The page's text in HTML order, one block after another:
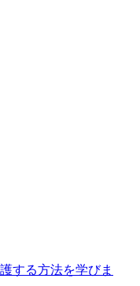
する方法を学びま